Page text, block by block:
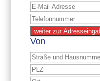
weiter zur
Von